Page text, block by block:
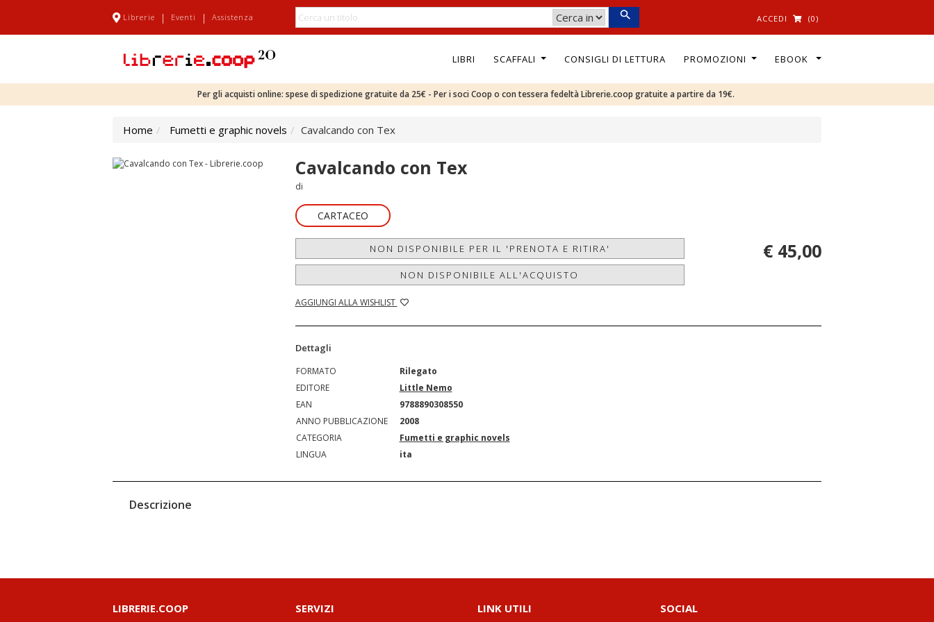
Librerie | Eventi | Assistenza ACCEDI (0)
LIBRI SCAFFALI CONSIGLI DI LETTURA PROMOZIONI EBOOK
Per gli acquisti online: spese di spedizione gratuite da 25€ - Per i soci Coop o con tessera fedeltà Librerie.coop gratuite a partire da 19€.
Home Fumetti e graphic novels Cavalcando con Tex
Cavalcando con Tex
di
CARTACEO
NON DISPONIBILE PER IL 'PRENOTA E RITIRA'
NON DISPONIBILE ALL'ACQUISTO
AGGIUNGI ALLA WISHLIST
€ 45,00
Dettagli
FORMATO
Rilegato
EDITORE
Little Nemo
EAN
9788890308550
ANNO PUBBLICAZIONE
2008
CATEGORIA
Fumetti e graphic novels
LINGUA
ita
Descrizione
LIBRERIE.COOP SERVIZI LINK UTILI SOCIAL